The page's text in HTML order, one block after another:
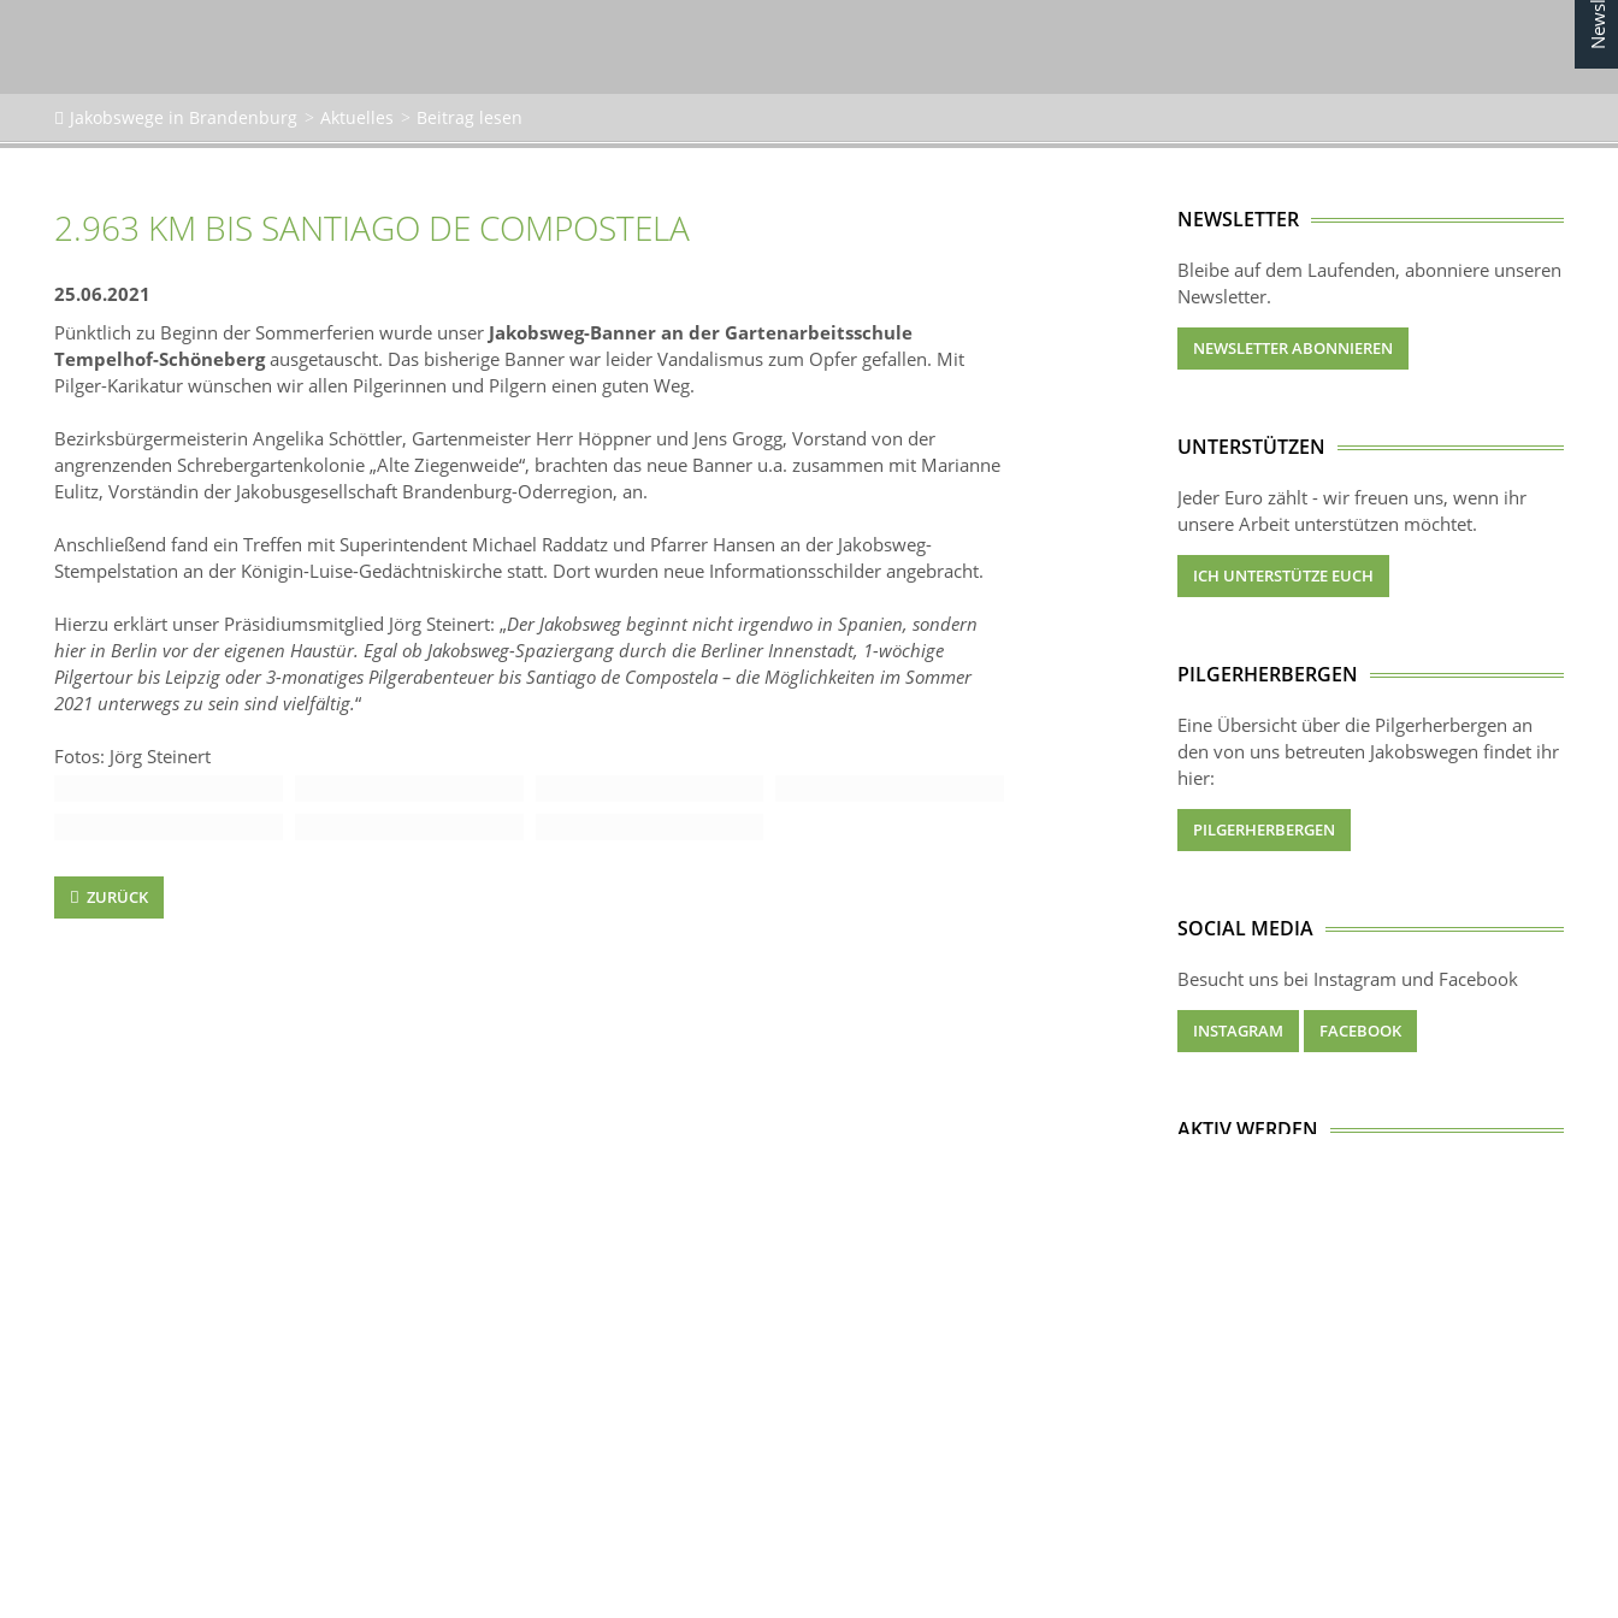
Jakobswege in Brandenburg Aktuelles Beitrag lesen
2.963 KM BIS SANTIAGO DE COMPOSTELA
25.06.2021
Pünktlich zu Beginn der Sommerferien wurde unser Jakobsweg-Banner an der Gartenarbeitsschule
Tempelhof-Schönebergausgetauscht. Das bisherige Banner war leider Vandalismus zum Opfer gefallen. Mit
Pilger-Karikatur wünschen wir allen Pilgerinnen und Pilgern einen guten Weg.
Bezirksbürgermeisterin Angelika Schöttler, Gartenmeister Herr Höppner und Jens Grogg, Vorstand von der
angrenzenden Schrebergartenkolonie „Alte Ziegenweide“, brachten das neue Banner u.a. zusammen mit Marianne
Eulitz, Vorständin der Jakobusgesellschaft Brandenburg-Oderregion, an.
Anschließend fand ein Treffen mit Superintendent Michael Raddatz und Pfarrer Hansen an der Jakobsweg-
Stempelstation an der Königin-Luise-Gedächtniskirche statt. Dort wurden neue Informationsschilder angebracht.
Hierzu erklärt unser Präsidiumsmitglied Jörg Steinert: „Der Jakobsweg beginnt nicht irgendwo in Spanien, sondern
hier in Berlin vor der eigenen Haustür. Egal ob Jakobsweg-Spaziergang durch die Berliner Innenstadt, 1-wöchige
Pilgertour bis Leipzig oder 3-monatiges Pilgerabenteuer bis Santiago de Compostela – die Möglichkeiten im Sommer
2021 unterwegs zu sein sind vielfältig.“
Fotos: Jörg Steinert
ZURÜCK
NEWSLETTER
Bleibe auf dem Laufenden, abonniere unseren
Newsletter.
NEWSLETTER ABONNIEREN
UNTERSTÜTZEN
Jeder Euro zählt - wir freuen uns, wenn ihr
unsere Arbeit unterstützen möchtet.
ICH UNTERSTÜTZE EUCH
PILGERHERBERGEN
Eine Übersicht über die Pilgerherbergen an
den von uns betreuten Jakobswegen findet ihr
hier:
PILGERHERBERGEN
SOCIAL MEDIA
Besucht uns bei Instagram und Facebook
INSTAGRAM FACEBOOK
AKTIV WERDEN